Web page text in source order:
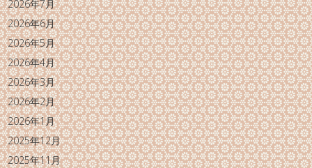
2026年7月
2026年6月
2026年5月
2026年4月
2026年3月
2026年2月
2026年1月
2025年12月
2025年11月